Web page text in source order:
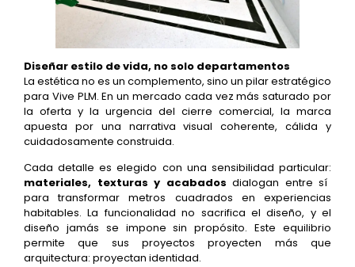
Diseñar estilo de vida, no solo departamentos
La estética no es un complemento, sino un pilar estratégico
para Vive PLM. En un mercado cada vez más saturado por
la oferta y la urgencia del cierre comercial, la marca
apuesta por una narrativa visual coherente, cálida y
cuidadosamente construida.
Cada detalle es elegido con una sensibilidad particular:
materiales, texturas y acabadosdialogan entre sí
para transformar metros cuadrados en experiencias
habitables. La funcionalidad no sacrifica el diseño, y el
diseño jamás se impone sin propósito. Este equilibrio
permite que sus proyectos proyecten más que
arquitectura: proyectan identidad.